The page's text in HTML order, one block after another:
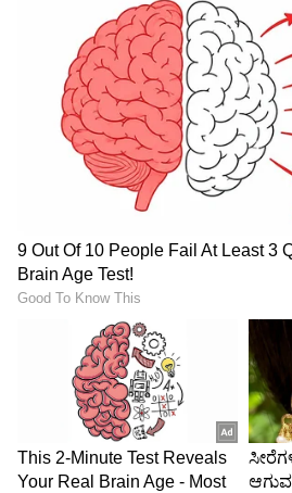
ಚಾಮುಂಡಿ ಬೆಟ್ಟದಲ್ಲಿರುವ ರುಂಡ
ಮಾಡಿದರೆ ಐಶ್ವರ್ಯ
ಸಂಖ್ಯೆ 9 (ಯಾವುದೇ ತಿಂಗಳ 9, 18
ಜನಿಸಿದ ಜನರು)
ಅದೃಷ್ಟವು ಈ ಬಾರಿ ನಿಮಗೆ ಉತ್ತಮ
ಯಾವುದೇ ಆಸ್ತಿ ಸಂಬಂಧಿತ
ಅವುಗಳನ್ನು ಪ್ರಾರಂಭಿಸಲು ಸಮಯ.